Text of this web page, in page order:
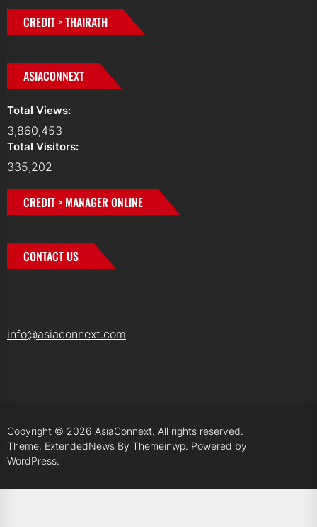
CREDIT > THAIRATH
ASIACONNEXT
Total Views:
3,860,453
Total Visitors:
335,202
CREDIT > MANAGER ONLINE
CONTACT US
info@asiaconnext.com
Copyright © 2026 AsiaConnext. All rights reserved.
Theme: ExtendedNews By Themeinwp. Powered by
WordPress.